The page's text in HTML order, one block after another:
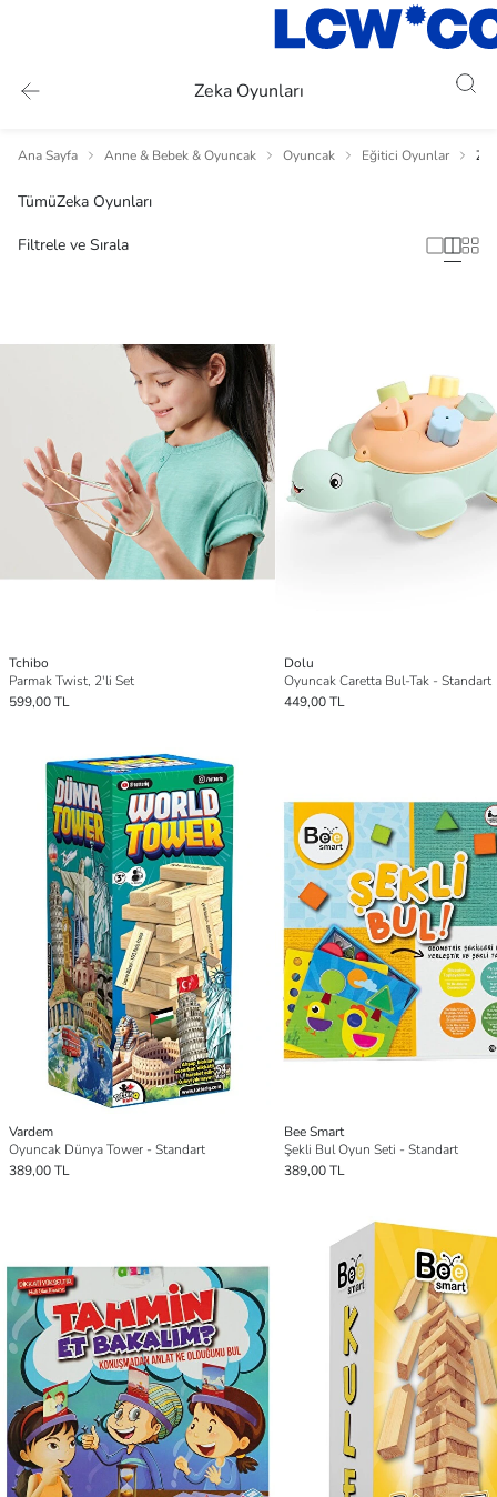
Zeka Oyunları
Ana Sayfa Anne & Bebek & Oyuncak Oyuncak Eğitici Oyunlar
TümüZeka Oyunları
Filtrele ve Sırala
Tchibo
Parmak Twist, 2'li Set
599,00 TL
Dolu
Oyuncak Caretta Bul-Tak - Standart
449,00 TL
Vardem
Oyuncak Dünya Tower - Standart
389,00 TL
Bee Smart
Şekli Bul Oyun Seti - Standart
389,00 TL